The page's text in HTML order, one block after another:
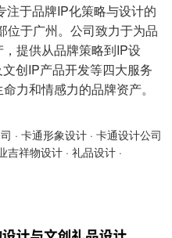
注于品牌IP化策略与设计的
位于广州。公司致力于为品
提供从品牌策略到IP设
创IP产品开发等四大服务
力和情感力的品牌资产。
· 卡通形象设计 · 卡通设计公司
吉祥物设计 · 礼品设计 ·